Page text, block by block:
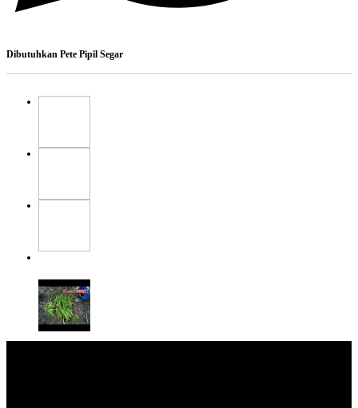
Dibutuhkan Pete Pipil Segar